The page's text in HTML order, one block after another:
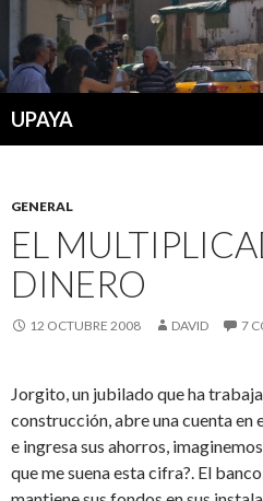
UPAYA
GENERAL
EL
DINERO
12 OCTUBRE 2008 DAVID 7
Jorgito, un jubilado que ha
construcción, abre una cuenta
e ingresa sus ahorros,
que me suena esta cifra?. El